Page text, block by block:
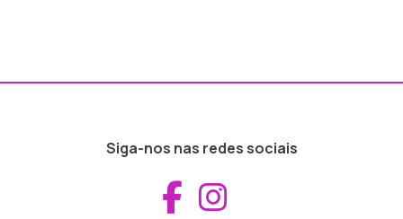
Siga-nos nas redes sociais
Aceder ao